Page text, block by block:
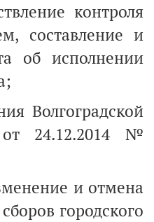
контроля
составление и
об исполнении
Волгоградской
24.12.2014 №
и отмена
городского